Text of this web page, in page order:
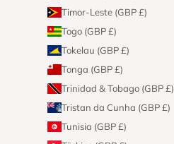
Timor-Leste (GBP £)
Togo (GBP £)
Tokelau (GBP £)
Tonga (GBP £)
Trinidad & Tobago (GBP £)
Tristan da Cunha (GBP £)
Tunisia (GBP £)